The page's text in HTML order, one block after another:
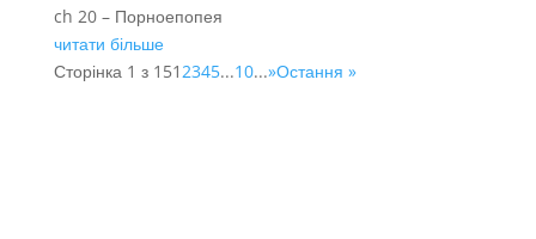
ch 20 – Порноепопея
читати більше
Сторінка 1 з 1512345...10...»Остання »